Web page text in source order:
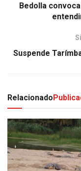
Bedolla
Suspende
Relacionado